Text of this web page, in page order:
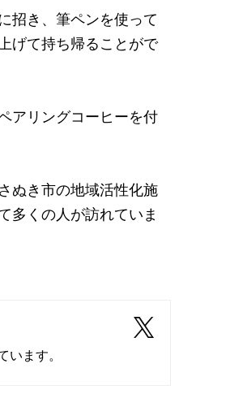
招き、筆ペンを使って
げて持ち帰ることがで
アリングコーヒーを付
ぬき市の地域活性化施
多くの人が訪れていま
います。